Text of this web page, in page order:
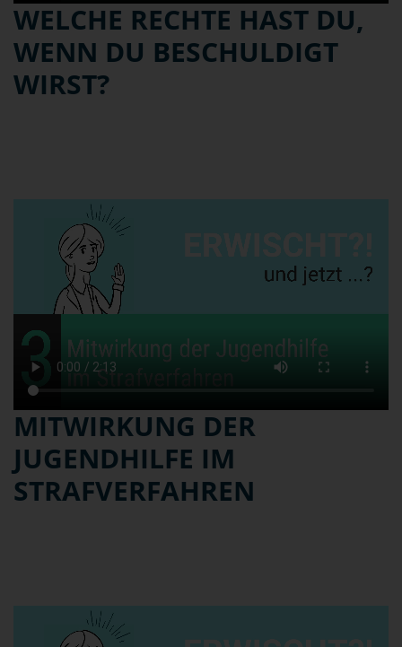
WELCHE RECHTE HAST DU,
WENN DU BESCHULDIGT
WIRST?
MITWIRKUNG DER
JUGENDHILFE IM
STRAFVERFAHREN